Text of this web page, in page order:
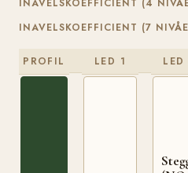
INAVELSKOEFFICIENT (4
INAVELSKOEFFICIENT (7
PROFIL LED 1 LED